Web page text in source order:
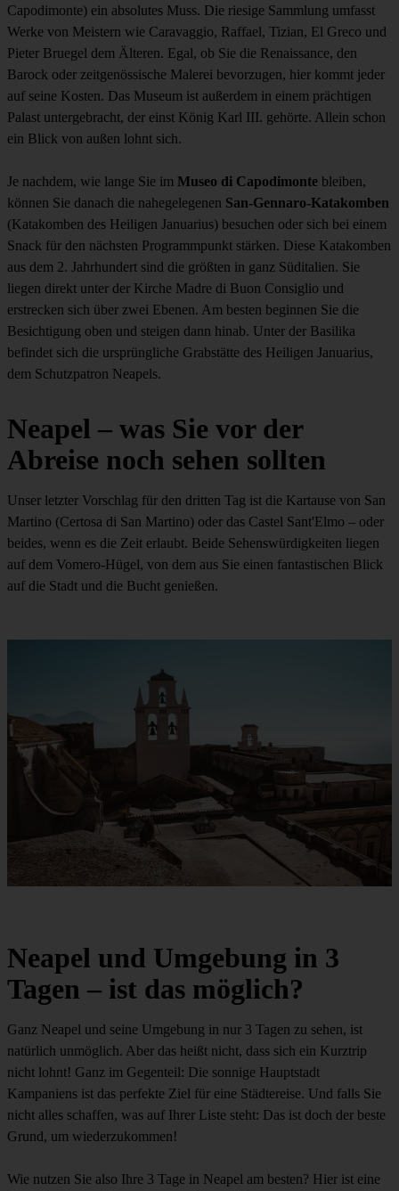
Capodimonte) ein absolutes Muss. Die riesige Sammlung umfasst
Werke von Meistern wie Caravaggio, Raffael, Tizian, El Greco und
Pieter Bruegel dem Älteren. Egal, ob Sie die Renaissance, den
Barock oder zeitgenössische Malerei bevorzugen, hier kommt jeder
auf seine Kosten. Das Museum ist außerdem in einem prächtigen
Palast untergebracht, der einst König Karl III. gehörte. Allein schon
ein Blick von außen lohnt sich.
Je nachdem, wie lange Sie im Museo di Capodimonte bleiben,
können Sie danach die nahegelegenen San-Gennaro-Katakomben
(Katakomben des Heiligen Januarius) besuchen oder sich bei einem
Snack für den nächsten Programmpunkt stärken. Diese Katakomben
aus dem 2. Jahrhundert sind die größten in ganz Süditalien. Sie
liegen direkt unter der Kirche Madre di Buon Consiglio und
erstrecken sich über zwei Ebenen. Am besten beginnen Sie die
Besichtigung oben und steigen dann hinab. Unter der Basilika
befindet sich die ursprüngliche Grabstätte des Heiligen Januarius,
dem Schutzpatron Neapels.
Neapel – was Sie vor der
Abreise noch sehen sollten
Unser letzter Vorschlag für den dritten Tag ist die Kartause von San
Martino (Certosa di San Martino) oder das Castel Sant'Elmo – oder
beides, wenn es die Zeit erlaubt. Beide Sehenswürdigkeiten liegen
auf dem Vomero-Hügel, von dem aus Sie einen fantastischen Blick
auf die Stadt und die Bucht genießen.
Neapel und Umgebung in 3
Tagen – ist das möglich?
Ganz Neapel und seine Umgebung in nur 3 Tagen zu sehen, ist
natürlich unmöglich. Aber das heißt nicht, dass sich ein Kurztrip
nicht lohnt! Ganz im Gegenteil: Die sonnige Hauptstadt
Kampaniens ist das perfekte Ziel für eine Städtereise. Und falls Sie
nicht alles schaffen, was auf Ihrer Liste steht: Das ist doch der beste
Grund, um wiederzukommen!
Wie nutzen Sie also Ihre 3 Tage in Neapel am besten? Hier ist eine